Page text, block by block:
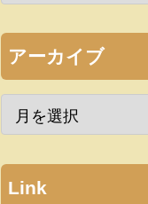
アーカイブ
Link